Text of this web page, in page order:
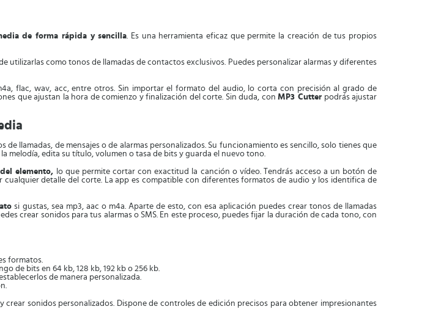
de forma rápida y sencilla. Es una herramienta eficaz que permite la creación de tus propios
utilizarlas como tonos de llamadas de contactos exclusivos. Puedes personalizar alarmas y diferentes
flac, wav, acc, entre otros. Sin importar el formato del audio, lo corta con precisión al grado de
que ajustan la hora de comienzo y finalización del corte. Sin duda, conMP3 Cutterpodrás ajustar
de llamadas, de mensajes o de alarmas personalizados. Su funcionamiento es sencillo, solo tienes que
melodía, edita su título, volumen o tasa de bits y guarda el nuevo tono.
elemento, lo que permite cortar con exactitud la canción o vídeo. Tendrás acceso a un botón de
detalle del corte. La app es compatible con diferentes formatos de audio y los identifica de
si gustas, sea mp3, aac o m4a. Aparte de esto, con esa aplicación puedes crear tonos de llamadas
crear sonidos para tus alarmas o SMS. En este proceso, puedes fijar la duración de cada tono, con
formatos.
de bits en 64 kb, 128 kb, 192 kb o 256 kb.
de manera personalizada.
sonidos personalizados. Dispone de controles de edición precisos para obtener impresionantes